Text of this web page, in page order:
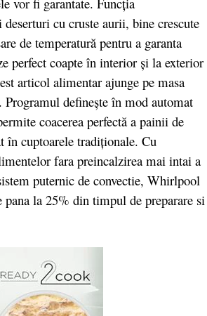
cu cruste aurii, bine crescute
de temperatură pentru a garanta
perfect coapte în interior şi la exterior
articol alimentar ajunge pe masa
defineşte în mod automat
coacerea perfectă a painii de
cuptoarele tradiţionale. Cu
fara preincalzirea mai intai a
puternic de convectie, Whirlpool
la 25% din timpul de preparare si